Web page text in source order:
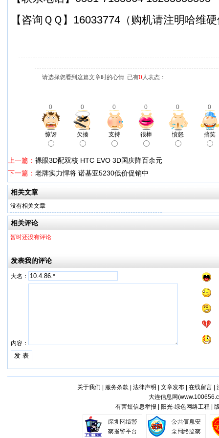
【咨询ＱＱ】16033774（购机请注明哈维
请选择您看到这篇文章时的心情: 已有0人表态：
0 0 0 0 0 0
惊讶 欠揍 支持 很棒 愤怒 搞笑
上一篇： 裸眼3D配双核 HTC EVO 3D国庆降百余元
下一篇： 老牌实力悍将 诺基亚5230低价促销中
相关文章
没有相关文章
相关评论
暂时还没有评论
发表我的评论
大名：
内容：
关于我们 服务条款 法律声明 文章发布| 在线留言|
大连信息网(
有害短信息举报 | 阳光·绿色网络工程 |